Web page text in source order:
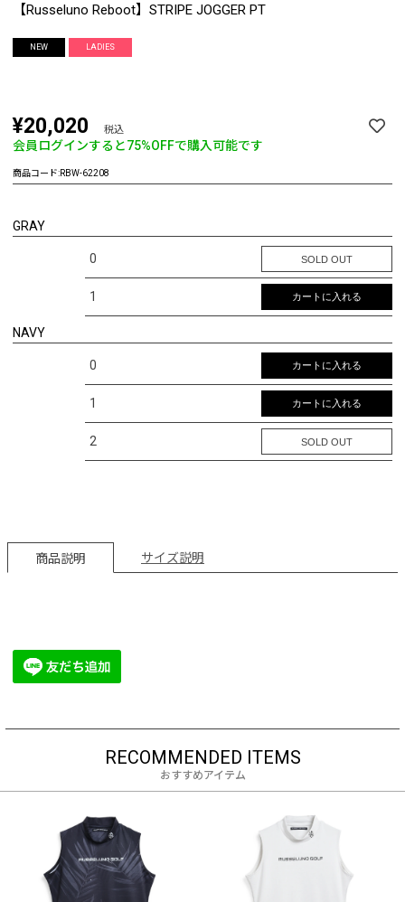
【Russeluno Reboot】STRIPE JOGGER PT
NEW LADIES
¥20,020 税込
会員ログインすると75%OFFで購入可能です
商品コード:RBW-62208
GRAY
0 SOLD OUT
1 カートに入れる
NAVY
0 カートに入れる
1 カートに入れる
2 SOLD OUT
商品説明 サイズ説明
RECOMMENDED ITEMS
おすすめアイテム